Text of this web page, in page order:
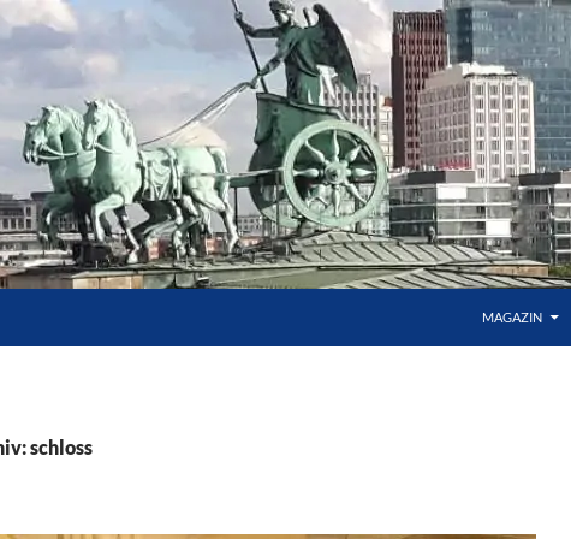
MAGAZIN
schloss